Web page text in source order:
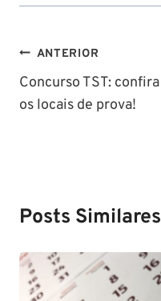
Navegação
de
Post
ANTERIOR
Concurso TST: confira
os locais de prova!
Posts Similares